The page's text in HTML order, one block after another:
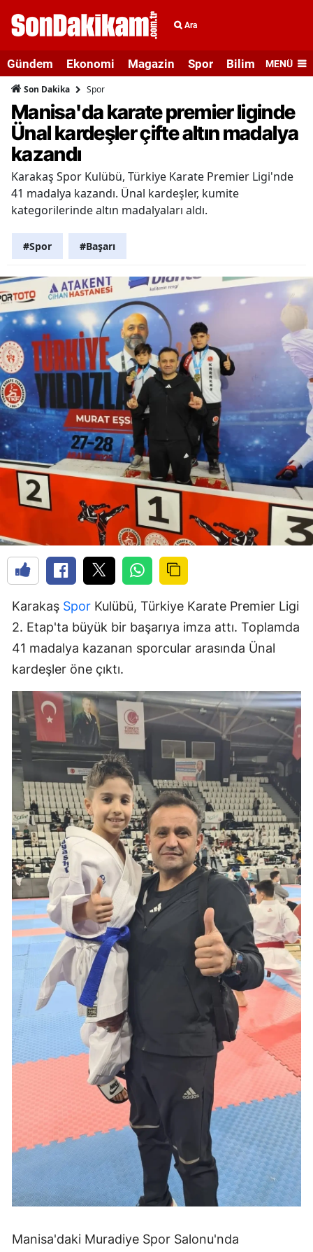
Ara
Gündem Ekonomi Magazin Spor Bilim veMENÜ
Son Dakika Spor
Manisa'da karate premier liginde
Ünal kardeşler çifte altın madalya
kazandı
Karakaş Spor Kulübü, Türkiye Karate Premier Ligi'nde
41 madalya kazandı. Ünal kardeşler, kumite
kategorilerinde altın madalyaları aldı.
#Spor #Başarı
Karakaş Spor Kulübü, Türkiye Karate Premier Ligi
2. Etap'ta büyük bir başarıya imza attı. Toplamda
41 madalya kazanan sporcular arasında Ünal
kardeşler öne çıktı.
Manisa'daki Muradiye Spor Salonu'nda